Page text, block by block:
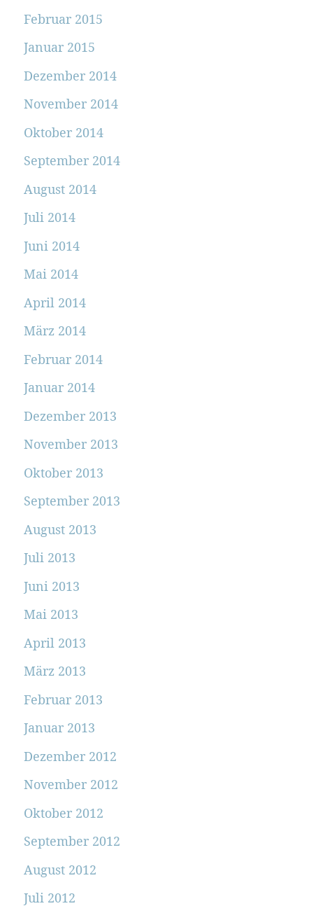
Februar 2015
Januar 2015
Dezember 2014
November 2014
Oktober 2014
September 2014
August 2014
Juli 2014
Juni 2014
Mai 2014
April 2014
März 2014
Februar 2014
Januar 2014
Dezember 2013
November 2013
Oktober 2013
September 2013
August 2013
Juli 2013
Juni 2013
Mai 2013
April 2013
März 2013
Februar 2013
Januar 2013
Dezember 2012
November 2012
Oktober 2012
September 2012
August 2012
Juli 2012